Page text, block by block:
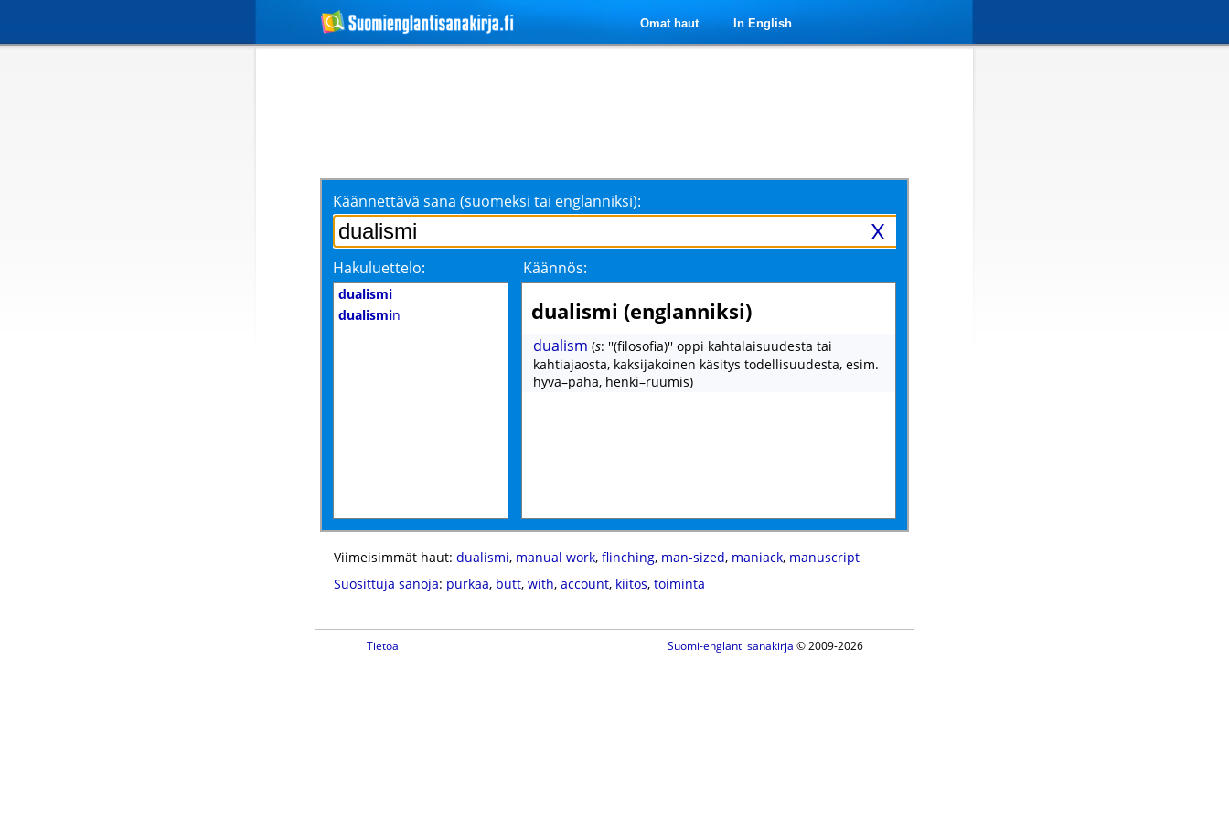
Omat haut In English
Käännettävä sana (suomeksi tai englanniksi):
X
Hakuluettelo: Käännös:
dualismi
dualismin dualismi (englanniksi)
dualism (s: ''(filosofia)'' oppi kahtalaisuudesta tai
kahtiajaosta, kaksijakoinen käsitys todellisuudesta, esim.
hyvä–paha, henki–ruumis)
Viimeisimmät haut: dualismi, manual work, flinching, man-sized, maniack, manuscript
Suosittuja sanoja: purkaa, butt, with, account, kiitos, toiminta
Tietoa Suomi-englanti sanakirja © 2009-2026